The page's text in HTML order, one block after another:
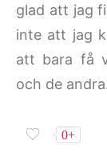
glad att jag
inte att jag
att bara få
och de
0+